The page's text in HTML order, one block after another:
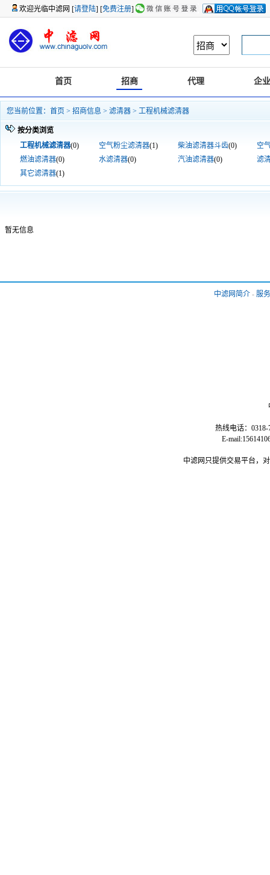
欢迎光临中滤网 [请登陆] [免费注册]
首页 招商 代理 企业
您当前位置： 首页 > 招商信息 > 滤清器 > 工程机械滤清器
按分类浏览
工程机械滤清器(0) 空气粉尘滤清器(1) 柴油滤清器斗齿(0)
空
燃油滤清器(0) 水滤清器(0) 汽油滤清器(0)
滤
其它滤清器(1)
暂无信息
中滤网简介 - 服
热线电话：0318-
E-
中滤网只提供交易平台，